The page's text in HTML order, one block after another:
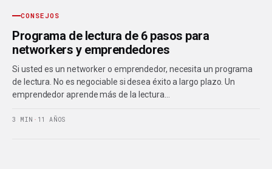
CONSEJOS
Programa de lectura de 6 pasos para
networkers y emprendedores
Si usted es un networker o emprendedor, necesita un programa
de lectura. No es negociable si desea éxito a largo plazo. Un
emprendedor aprende más de la lectura…
3 MIN · 11 AÑOS